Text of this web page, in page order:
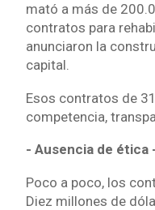
mató a más de
contratos para
anunciaron la
capital.
Esos contratos de
competencia,
- Ausencia de ética
Poco a poco, los
Diez millones de